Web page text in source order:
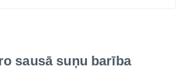
sausā suņu barība